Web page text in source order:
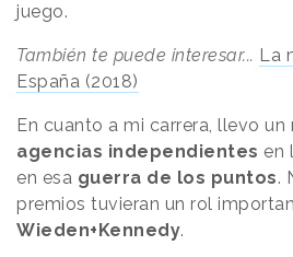
juego.
También te puede interesar... La
España (2018)
En cuanto a mi carrera, llevo
agencias independientes en
en esa guerra de los puntos.
premios tuvieran un rol
Wieden+Kennedy.